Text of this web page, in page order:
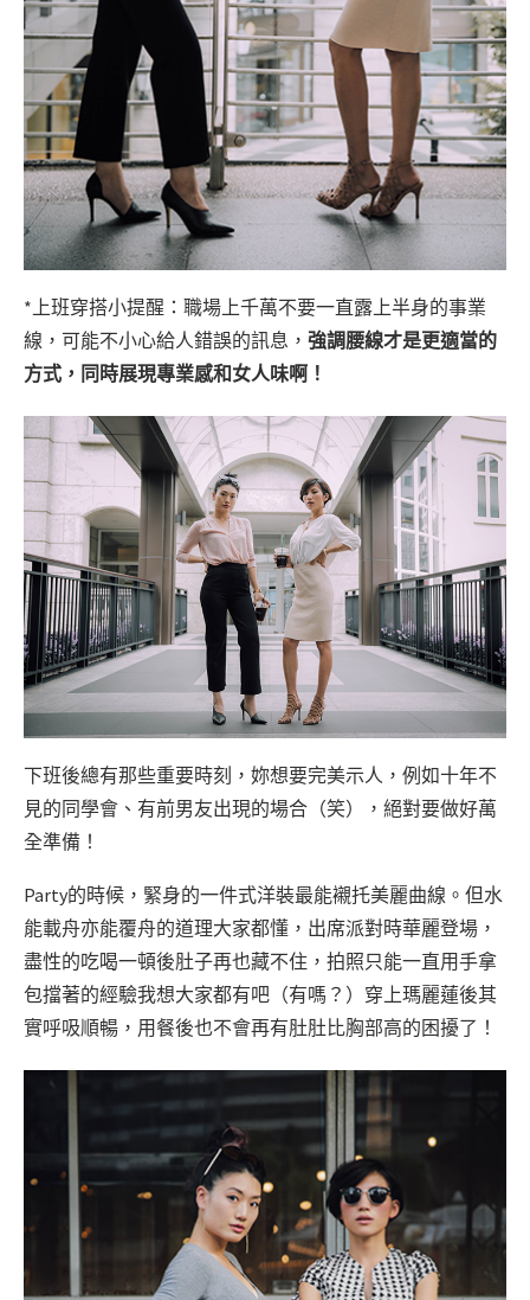
*上班穿搭小提醒：職場上千萬不要一直露上半身的事業
線，可能不小心給人錯誤的訊息， 強調腰線才是更適當的
方式，同時展現專業感和女人味啊！
下班後總有那些重要時刻，妳想要完美示人，例如十年不
見的同學會、有前男友出現的場合（笑），絕對要做好萬
全準備！
Party的時候，緊身的一件式洋裝最能襯托美麗曲線。但水
能載舟亦能覆舟的道理大家都懂，出席派對時華麗登場，
盡性的吃喝一頓後肚子再也藏不住，拍照只能一直用手拿
包擋著的經驗我想大家都有吧（有嗎？）穿上瑪麗蓮後其
實呼吸順暢，用餐後也不會再有肚肚比胸部高的困擾了！